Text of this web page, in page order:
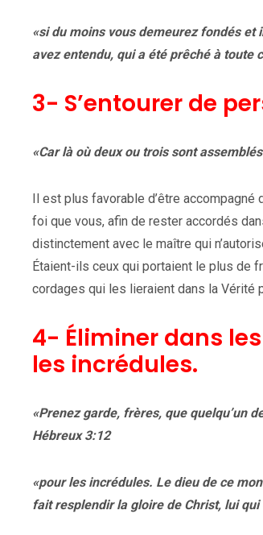
«si du moins vous demeurez fondés et
avez entendu, qui a été prêché à toute
3- S’entourer de
«Car là où deux ou trois sont
Il est plus favorable d’être
foi que vous, afin de rester accordés
distinctement avec le maître qui
Étaient-ils ceux qui portaient le plus de
cordages qui les lieraient dans la Vérité
4- Éliminer dans
les incrédules.
«Prenez garde, frères, que quelqu’un
Hébreux 3:12
«pour les incrédules. Le dieu de ce
fait resplendir la gloire de Christ, lui qui